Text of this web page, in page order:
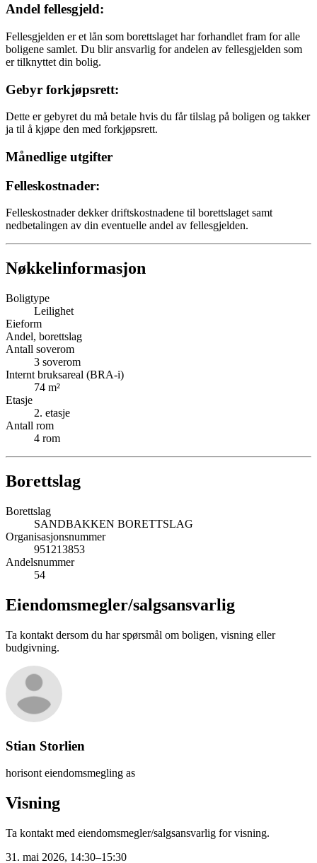
Andel fellesgjeld:
Fellesgjelden er et lån som borettslaget har forhandlet fram for alle
boligene samlet. Du blir ansvarlig for andelen av fellesgjelden som
er tilknyttet din bolig.
Gebyr forkjøpsrett:
Dette er gebyret du må betale hvis du får tilslag på boligen og takker
ja til å kjøpe den med forkjøpsrett.
Månedlige utgifter
Felleskostnader:
Felleskostnader dekker driftskostnadene til borettslaget samt
nedbetalingen av din eventuelle andel av fellesgjelden.
Nøkkelinformasjon
Boligtype
Leilighet
Eieform
Andel, borettslag
Antall soverom
3 soverom
Internt bruksareal (BRA-i)
74 m²
Etasje
2. etasje
Antall rom
4 rom
Borettslag
Borettslag
SANDBAKKEN BORETTSLAG
Organisasjonsnummer
951213853
Andelsnummer
54
Eiendomsmegler/salgsansvarlig
Ta kontakt dersom du har spørsmål om boligen, visning eller
budgivning.
Stian Storlien
horisont eiendomsmegling as
Visning
Ta kontakt med eiendomsmegler/salgsansvarlig for visning.
31. mai 2026, 14:30–15:30